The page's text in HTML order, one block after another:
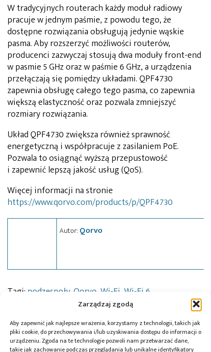
Zarządzaj zgodą
Aby zapewnić jak najlepsze wrażenia, korzystamy z technologii, takich jak
pliki cookie, do przechowywania i/lub uzyskiwania dostępu do informacji o
urządzeniu. Zgoda na te technologie pozwoli nam przetwarzać dane,
takie jak zachowanie podczas przeglądania lub unikalne identyfikatory
W tradycyjnych routerach każdy moduł radiowy
pracuje w jednym paśmie, z powodu tego, że
dostępne rozwiązania obsługują jedynie wąskie
pasma. Aby rozszerzyć możliwości routerów,
producenci zazwyczaj stosują dwa moduły front-end
w pasmie 5 GHz oraz w paśmie 6 GHz, a urządzenia
przełączają się pomiędzy układami. QPF4730
zapewnia obsługę całego tego pasma, co zapewnia
większą elastyczność oraz pozwala zmniejszyć
rozmiary rozwiązania.
Układ QPF4730 zwiększa również sprawność
energetyczną i współpracuje z zasilaniem PoE.
Pozwala to osiągnąć wyższą przepustowość
i zapewnić lepszą jakość usług (QoS).
Więcej informacji na stronie
https://www.qorvo.com/products/p/QPF4730
Autor: Qorvo
Tagi: podzespoły, Qorvo Wi-Fi Wi-Fi 6
Przeczytaj również: